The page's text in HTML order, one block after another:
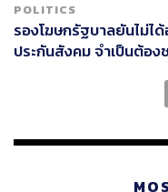
POLITICS
รองโฆษกรัฐบาลยันไม่ไ
ประกันสังคม จำเป็นต้อง